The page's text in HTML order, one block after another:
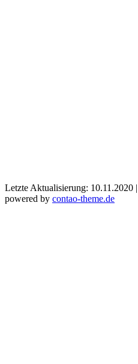
Letzte Aktualisierung:
powered by contao-theme.de